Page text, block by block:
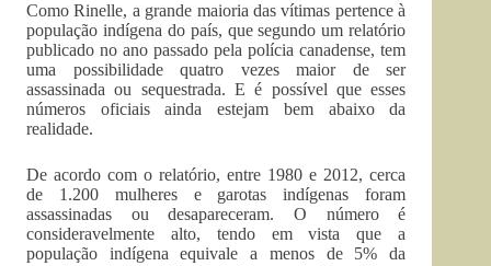
Como Rinelle, a grande maioria das vítimas pertence à
população indígena do país, que segundo um relatório
publicado no ano passado pela polícia canadense, tem
uma possibilidade quatro vezes maior de ser
assassinada ou sequestrada. E é possível que esses
números oficiais ainda estejam bem abaixo da
realidade.
De acordo com o relatório, entre 1980 e 2012, cerca
de 1.200 mulheres e garotas indígenas foram
assassinadas ou desapareceram. O número é
consideravelmente alto, tendo em vista que a
população indígena equivale a menos de 5% da